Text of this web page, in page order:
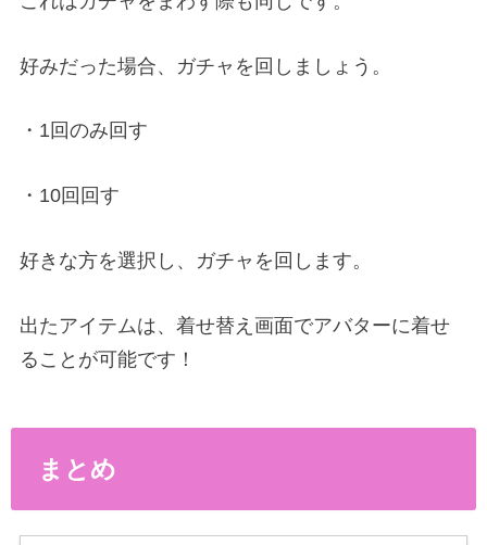
好みだった場合、ガチャを回しましょう。
・1回のみ回す
・10回回す
好きな方を選択し、ガチャを回します。
出たアイテムは、着せ替え画面でアバターに着せ
ることが可能です！
まとめ